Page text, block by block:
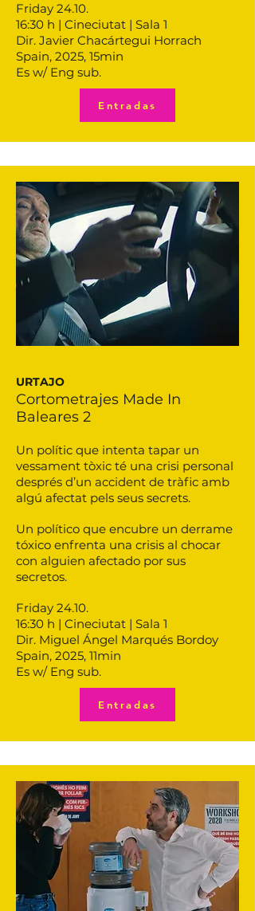
Friday 24.10.
16:30 h | Cineciutat | Sala 1
Dir. Javier Chacártegui Horrach
Spain, 2025, 15min
Es w/ Eng sub.
Entradas
URTAJO
Cortometrajes Made In
Baleares 2
Un polític que intenta tapar un
vessament tòxic té una crisi personal
després d’un accident de tràfic amb
algú afectat pels seus secrets.
Un político que encubre un derrame
tóxico enfrenta una crisis al chocar
con alguien afectado por sus
secretos.
Friday 24.10.
16:30 h | Cineciutat | Sala 1
Dir. Miguel Ángel Marqués Bordoy
Spain, 2025, 11min
Es w/ Eng sub.
Entradas